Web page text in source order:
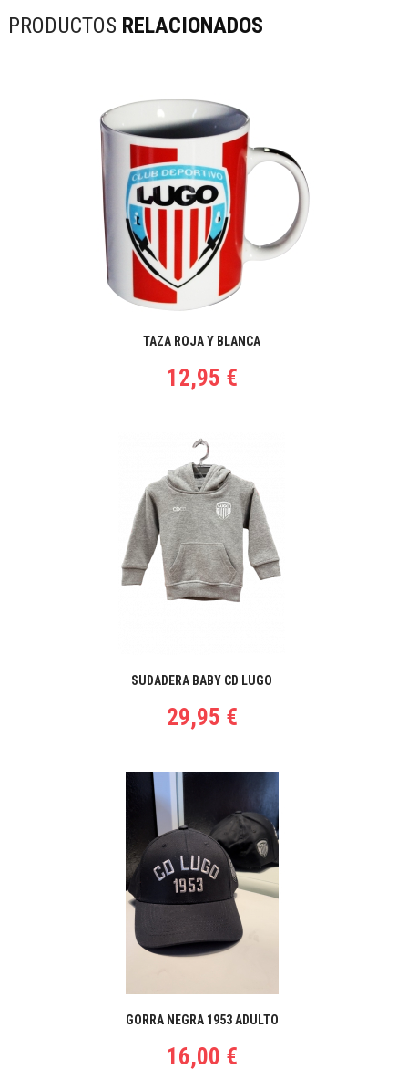
PRODUCTOS RELACIONADOS
TAZA ROJA Y BLANCA
12,95 €
SUDADERA BABY CD LUGO
29,95 €
GORRA NEGRA 1953 ADULTO
16,00 €